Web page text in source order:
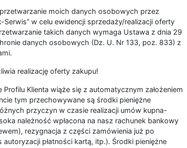
moich danych osobowych przez
Serwis” w celu ewidencji sprzedaży/realizacji oferty
takich danych wymaga Ustawa z dnia 29
danych osobowych (Dz. U. Nr 133, poz. 833) z
realizację oferty zakupu!
Profilu Klienta wiąże się z automatycznym założeniem
tym przechowywane są środki pieniężne
przyczyn w czasie realizacji umów kupna-
należność wpłacona na nasz rachunek bankowy
rezygnacja z części zamówienia już po
autoryzacji płatności kartą, itp.). Środki pieniężne